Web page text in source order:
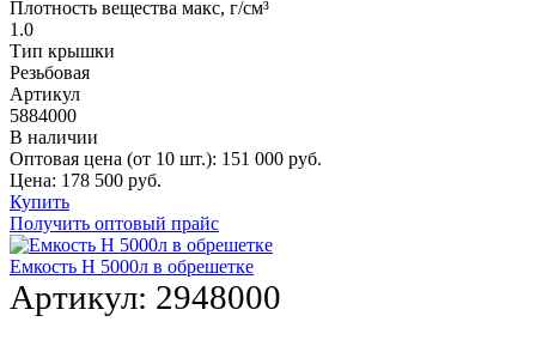
Плотность вещества макс, г/см³
1.0
Тип крышки
Резьбовая
Артикул
5884000
В наличии
Оптовая цена (от 10 шт.): 151 000 руб.
Цена: 178 500 руб.
Купить
Получить оптовый прайс
Емкость H 5000л в обрешетке
Артикул: 2948000